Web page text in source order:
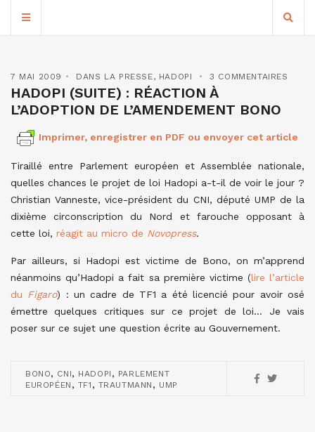
7 MAI 2009 DANS LA PRESSE, HADOPI 3 COMMENTAIRES
HADOPI (SUITE) : RÉACTION À
L’ADOPTION DE L’AMENDEMENT BONO
Imprimer, enregistrer en PDF ou envoyer cet article
Tiraillé entre Parlement européen et Assemblée nationale,
quelles chances le projet de loi Hadopi a-t-il de voir le jour ?
Christian Vanneste, vice-président du CNI, député UMP de la
dixième circonscription du Nord et farouche opposant à
cette loi, réagit au micro de Novopress.
Par ailleurs, si Hadopi est victime de Bono, on m’apprend
néanmoins qu’Hadopi a fait sa première victime (lire l’article
du
Figaro) : un cadre de TF1 a été licencié pour avoir osé
émettre quelques critiques sur ce projet de loi… Je vais
poser sur ce sujet une question écrite au Gouvernement.
BONO, CNI, HADOPI , PARLEMENT
EUROPÉEN , TF1 , TRAUTMANN , UMP